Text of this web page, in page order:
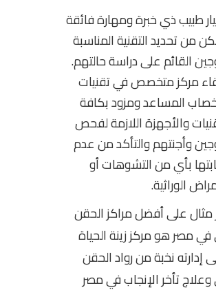
طبيب ذي خبرة ومهارة فائقة
من تحديد التقنية المناسبة
القائم على دراسة حالتهم.
مركز متخصص في تقنيات
المساعد ومزود بكافة
والأجهزة اللازمة لفحص
وأجنتهم والتأكد من عدم
بأي من التشوهات أو
الوراثية.
مثال على أفضل مراكز الحقن
مصر هو مركز زينة الحياة
إدارته نخبة من رواد الحقن
تأخر الإنجاب في مصر